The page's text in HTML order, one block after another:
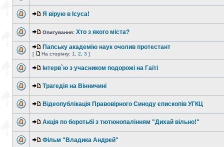
Я вірую в Ісуса!
Опитування: Хто з якого міста?
Папську академію наук очолив протестант
[ На сторінку: 1 2 3 ]
Інтерв`ю з учасником подорожі на Гаїті
Трагедія на Вінничині
Відеопублікація Правовірного Синоду єпископів УГКЦ
Акція по боротьбі з тютюнопалінням "Дихай вільно!"
Фільм "Владика Андрей"